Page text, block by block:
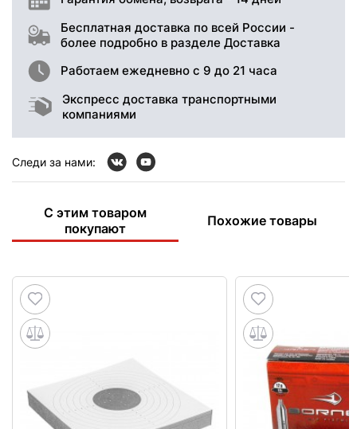
Бесплатная доставка по всей России -
более подробно в разделе Доставка
Работаем ежедневно с 9 до 21 часа
Экспресс доставка транспортными
компаниями
Следи за нами:
С этим товаром
покупают
Похожие товары